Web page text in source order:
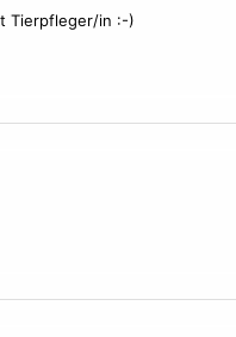
Tierpfleger/in :-)